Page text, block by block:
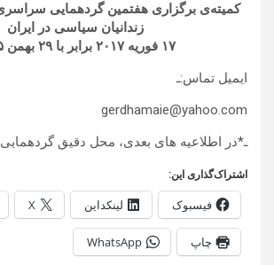
کمیته‌ی برگزاری هفتمین گردهمایی
زندانیان سیاسی در ایران
۱۷ فوریه ۲۰۱۷ برابر با ۲٩ بهمن ۱۳٩۵
ایمیل تماس:ـ
gerdhamaie@yahoo.com
ـ*در اطلاعیه های بعدی، محل دقیق
اشتراک‌گذاری این:
فیسبوک لینکداین X
چاپ WhatsApp